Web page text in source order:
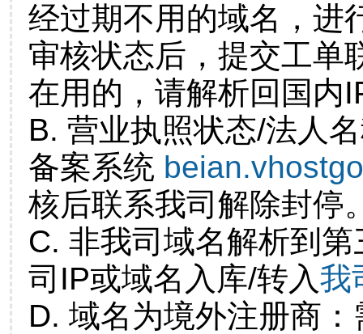
经过期不用的域名，进
审核状态后，提交工单
在用的，请解析回国内
B. 营业执照状态/法人
备案系统
核后联系我司解除封停
C. 非我司域名解析到
司IP或域名入库/转入我
D. 域名为境外注册商